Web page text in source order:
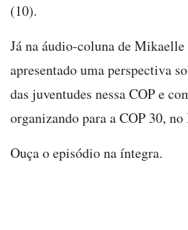
(10).
Já na áudio-coluna de Mikaelle
apresentado uma perspectiva
das juventudes nessa COP e
organizando para a COP 30,
Ouça o episódio na íntegra.